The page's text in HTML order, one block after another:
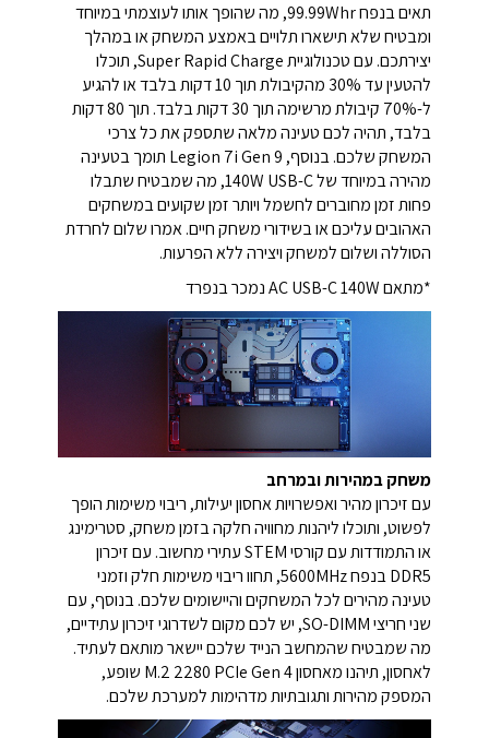
תאים בנפח 99.99Whr, מה שהופך אותו לעוצמתי במיוחד
ומבטיח שלא תישארו תלויים באמצע המשחק או במהלך
יצירתכם. עם טכנולוגיית Super Rapid Charge, תוכלו
להטעין עד 30% מהקיבולת תוך 10 דקות בלבד או להגיע
ל-70% קיבולת מרשימה תוך 30 דקות בלבד. תוך 80 דקות
בלבד, תהיה לכם טעינה מלאה שתספק את כל צרכי
המשחק שלכם. בנוסף, Legion 7i Gen 9 תומך בטעינה
מהירה במיוחד של 140W USB-C, מה שמבטיח שתבלו
פחות זמן מחוברים לחשמל ויותר זמן שקועים במשחקים
האהובים עליכם או בשידורי משחק חיים. אמרו שלום לחרדת
הסוללה ושלום למשחק ויצירה ללא הפרעות.
*מתאם AC USB-C 140W נמכר בנפרד
משחק במהירות ובמרחב
עם זיכרון מהיר ואפשרויות אחסון יעילות, ריבוי משימות הופך
לפשוט, ותוכלו ליהנות מחוויה חלקה בזמן משחק, סטרימינג
או התמודדות עם קורסי STEM עתירי מחשוב. עם זיכרון
DDR5 בנפח 5600MHz, תחוו ריבוי משימות חלק וזמני
טעינה מהירים לכל המשחקים והיישומים שלכם. בנוסף, עם
שני חריצי SO-DIMM, יש לכם מקום לשדרוגי זיכרון עתידיים,
מה שמבטיח שהמחשב הנייד שלכם יישאר מותאם לעתיד.
לאחסון, תיהנו מאחסון M.2 2280 PCIe Gen 4 שופע,
המספק מהירות ותגובתיות מדהימות למערכת שלכם.